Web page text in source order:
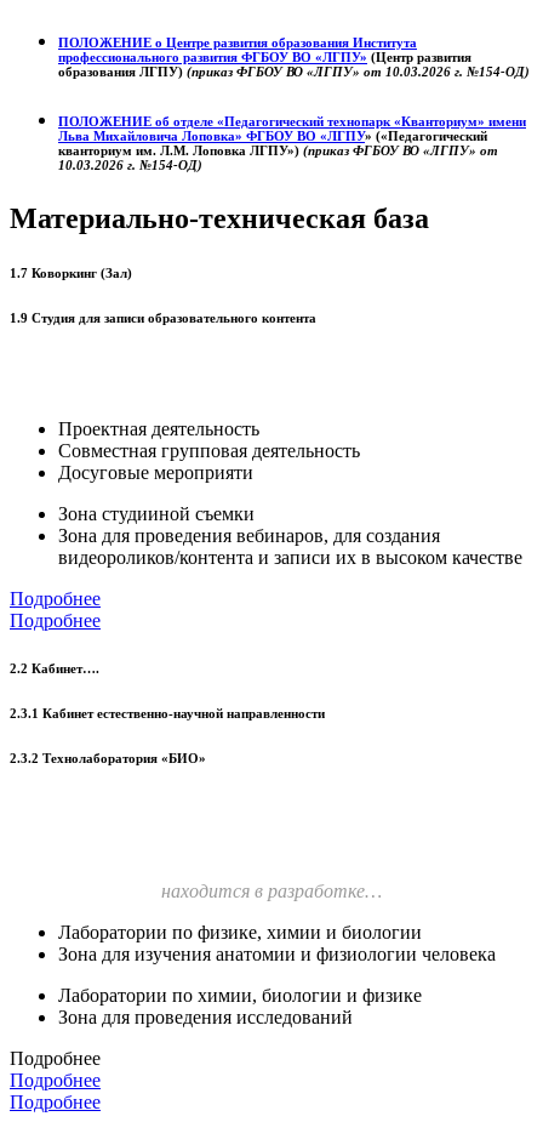
ПОЛОЖЕНИЕ о Центре развития образования Института
профессионального развития ФГБОУ ВО «ЛГПУ» (Центр развития
образования ЛГПУ) (приказ ФГБОУ ВО «ЛГПУ» от 10.03.2026 г. №154-ОД)
ПОЛОЖЕНИЕ об отделе «Педагогический технопарк «Кванториум» имени
Льва Михайловича Лоповка» ФГБОУ ВО «ЛГПУ» («Педагогический
кванториум им. Л.М. Лоповка ЛГПУ») (приказ ФГБОУ ВО «ЛГПУ» от
10.03.2026 г. №154-ОД)
Материально-техническая база
1.7 Коворкинг (Зал)
1.9 Студия для записи образовательного контента
Проектная деятельность
Совместная групповая деятельность
Досуговые мероприяти
Зона студииной съемки
Зона для проведения вебинаров, для создания
видеороликов/контента и записи их в высоком качестве
Подробнее
Подробнее
2.2 Кабинет….
2.3.1 Кабинет естественно-научной направленности
2.3.2 Технолаборатория «БИО»
находится в разработке…
Лаборатории по физике, химии и биологии
Зона для изучения анатомии и физиологии человека
Лаборатории по химии, биологии и физике
Зона для проведения исследований
Подробнее
Подробнее
Подробнее